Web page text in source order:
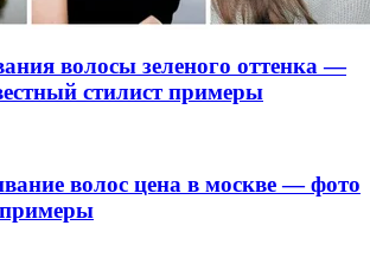
волосы зеленого оттенка —
стилист примеры
волос цена в москве — фото
примеры